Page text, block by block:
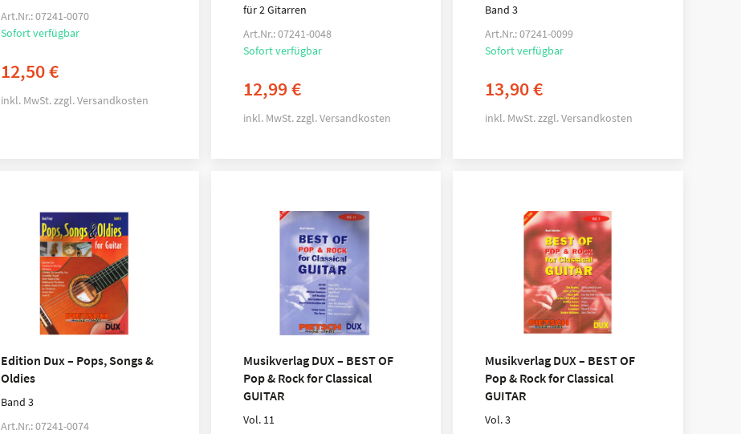
Art.Nr.: 07241-0070
Sofort verfügbar
12,50€
inkl. MwSt.zzgl.Versandkosten
für 2 Gitarren
Art.Nr.: 07241-0048
Sofort verfügbar
12,99€
inkl. MwSt.zzgl.Versandkosten
Band 3
Art.Nr.: 07241-0099
Sofort verfügbar
13,90€
inkl. MwSt.zzgl.Versandkosten
Edition Dux – Pops, Songs &
Oldies
Band 3
Art.Nr.: 07241-0074
Musikverlag DUX – BEST OF
Pop & Rock for Classical
GUITAR
Vol. 11
Musikverlag DUX – BEST OF
Pop & Rock for Classical
GUITAR
Vol. 3